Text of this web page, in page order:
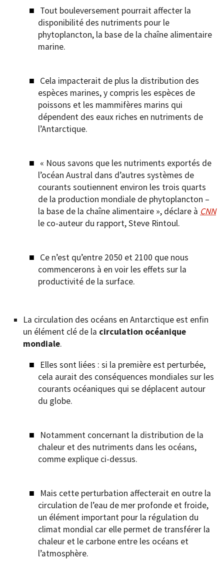
Tout bouleversement pourrait affecter la
disponibilité des nutriments pour le
phytoplancton, la base de la chaîne alimentaire
marine.
Cela impacterait de plus la distribution des
espèces marines, y compris les espèces de
poissons et les mammifères marins qui
dépendent des eaux riches en nutriments de
l’Antarctique.
« Nous savons que les nutriments exportés de
l’océan Austral dans d’autres systèmes de
courants soutiennent environ les trois quarts
de la production mondiale de phytoplancton –
la base de la chaîne alimentaire », déclare à CNN
le co-auteur du rapport, Steve Rintoul.
Ce n’est qu’entre 2050 et 2100 que nous
commencerons à en voir les effets sur la
productivité de la surface.
La circulation des océans en Antarctique est enfin
un élément clé de la circulation océanique
mondiale.
Elles sont liées : si la première est perturbée,
cela aurait des conséquences mondiales sur les
courants océaniques qui se déplacent autour
du globe.
Notamment concernant la distribution de la
chaleur et des nutriments dans les océans,
comme explique ci-dessus.
Mais cette perturbation affecterait en outre la
circulation de l’eau de mer profonde et froide,
un élément important pour la régulation du
climat mondial car elle permet de transférer la
chaleur et le carbone entre les océans et
l’atmosphère.